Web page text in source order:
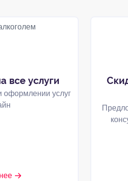
все услуги
оформлении услуг